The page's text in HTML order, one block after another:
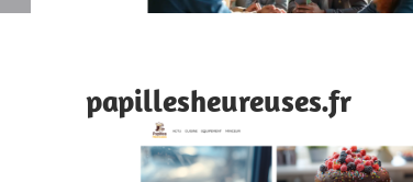
papillesheureuses.fr